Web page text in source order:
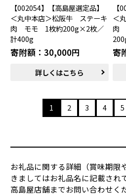
【002054】【高島屋選定品】
＜丸中本店＞松阪牛 ステーキ
肉 モモ 1枚約200g×2枚／
計400g
寄附額：30,000円
詳しくはこちら
【
＜
肉
寄
1 2 3 4 5
お礼品に関する詳細（賞味期限
きましてはお礼品名に記載され
高島屋店舗までお問い合わせく